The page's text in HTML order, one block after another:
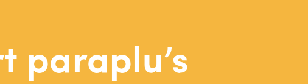
Falconetti
paraplu’s